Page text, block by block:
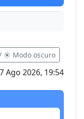
☀️ Modo oscuro
Ago 2026, 19:54